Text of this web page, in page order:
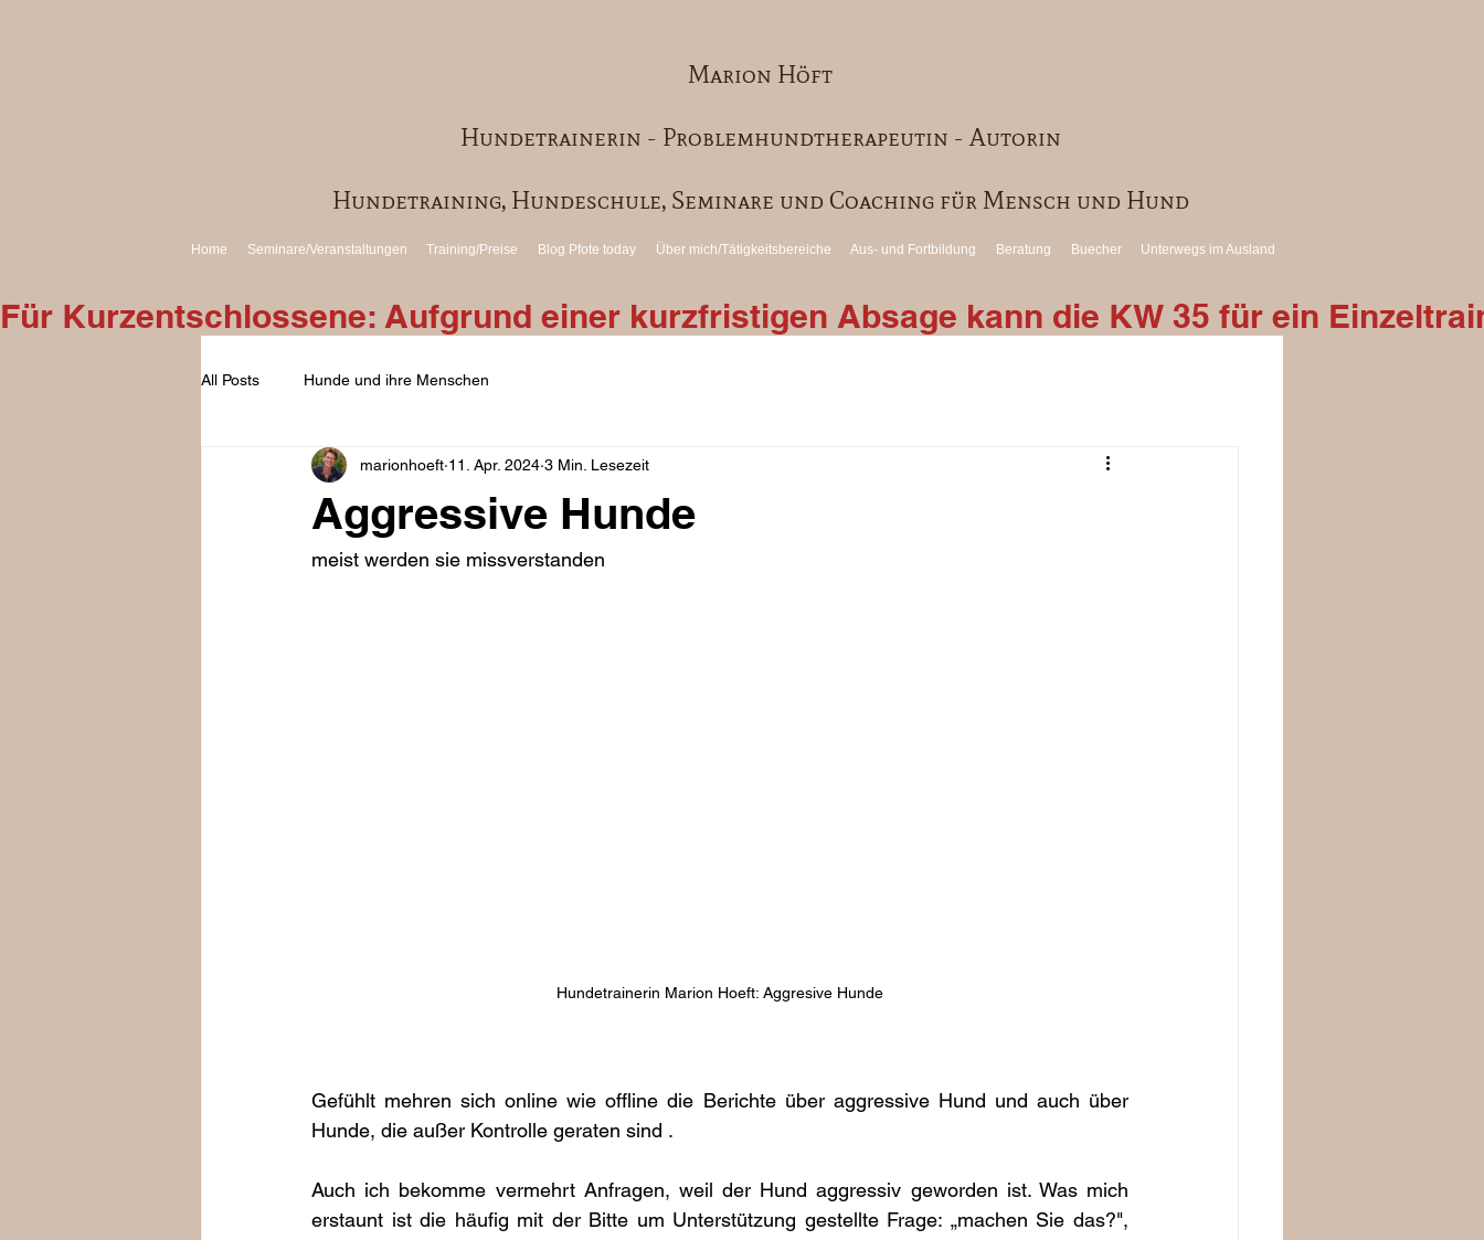
Marion Höft
Hundetrainerin - Problemhundtherapeutin - Autorin
Hundetraining, Hundeschule, Seminare und Coaching für Mensch und Hund
Home Seminare/Veranstaltungen Training/Preise Blog Pfote today Über mich/Tätigkeitsbereiche Aus- und Fortbildung Beratung Buecher Unterwegs im Ausland
Für Kurzentschlossene: Aufgrund einer kurzfristigen Absage kann die KW 35 für ein
All Posts Hunde und ihre Menschen
Aggressive Hunde
marionhoeft 11. Apr. 2024 3 Min. Lesezeit
meist werden sie missverstanden
Hundetrainerin Marion Hoeft: Aggresive Hunde
Gefühlt mehren sich online wie offline die Berichte über aggressive Hund und auch über
Hunde, die außer Kontrolle geraten sind .
Auch ich bekomme vermehrt Anfragen, weil der Hund aggressiv geworden ist. Was mich
erstaunt ist die häufig mit der Bitte um Unterstützung gestellte Frage: „machen Sie das?",